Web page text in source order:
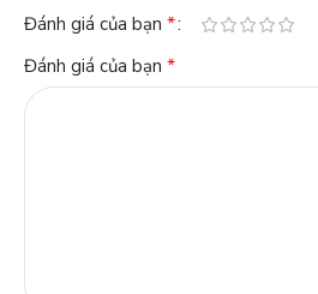
Đánh giá của bạn *
Đánh giá của bạn *